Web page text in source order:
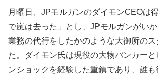
月曜日、JPモルガンのダイモンCEOは
で嵐は去った」とし、JPモルガンがい
業務の代行をしたかのような大御所の
た。ダイモン氏は現役の大物バンカー
ンショックを経験した重鎮であり、誰